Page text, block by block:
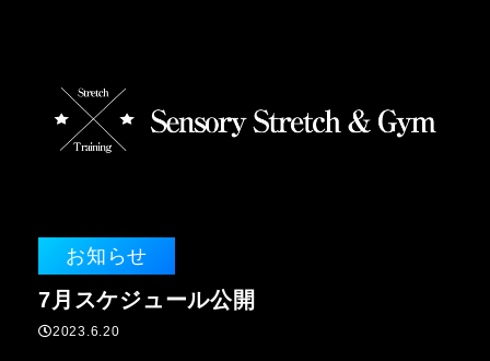
お知らせ
7月スケジュール公開
2023.6.20